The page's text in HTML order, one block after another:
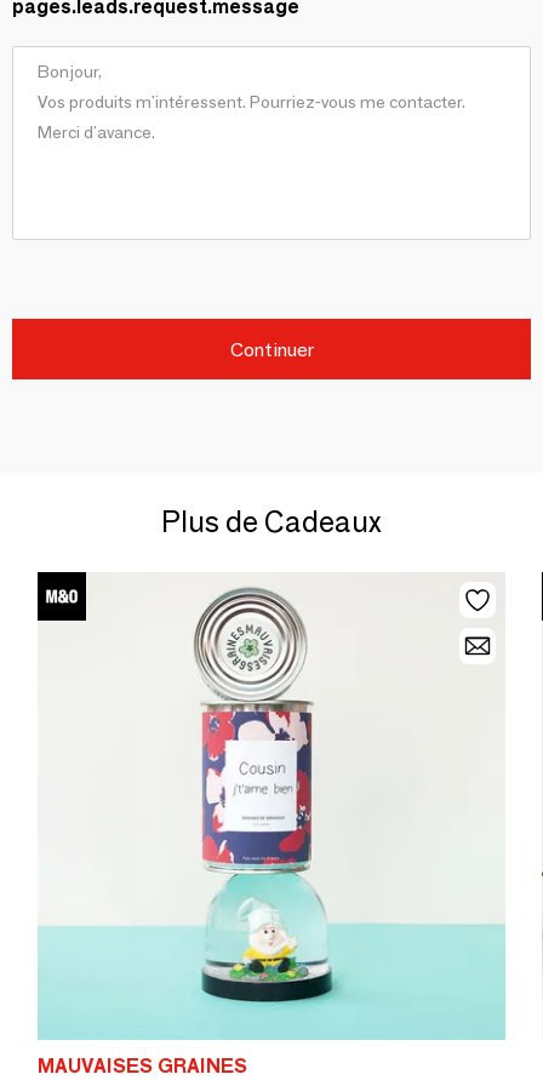
pages.leads.request.message
Continuer
Plus de Cadeaux
MAUVAISES GRAINES